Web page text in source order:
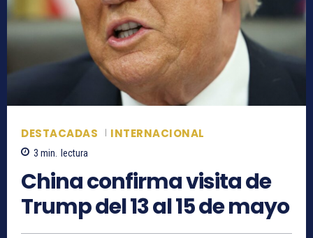
DESTACADAS INTERNACIONAL
3 min. lectura
China confirma visita de
Trump del 13 al 15 de mayo